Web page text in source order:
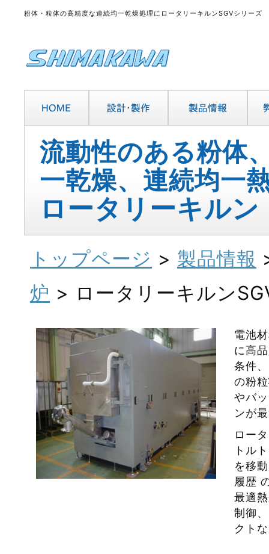
粉体・粒体の高精度な連続均一乾燥処理にロータリーキルンSGVシリーズ
流動性のある粉体
一乾燥、連続均一
ロータリーキル
トップページ > 製品情報
炉 > ロータリーキルン
電池
に高
条件
の粉
やバ
ンが
ロー
トル
を移
履歴
最適
制御
クト